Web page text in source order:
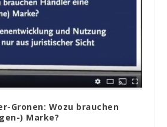
Gronen: Wozu brauchen
) Marke?